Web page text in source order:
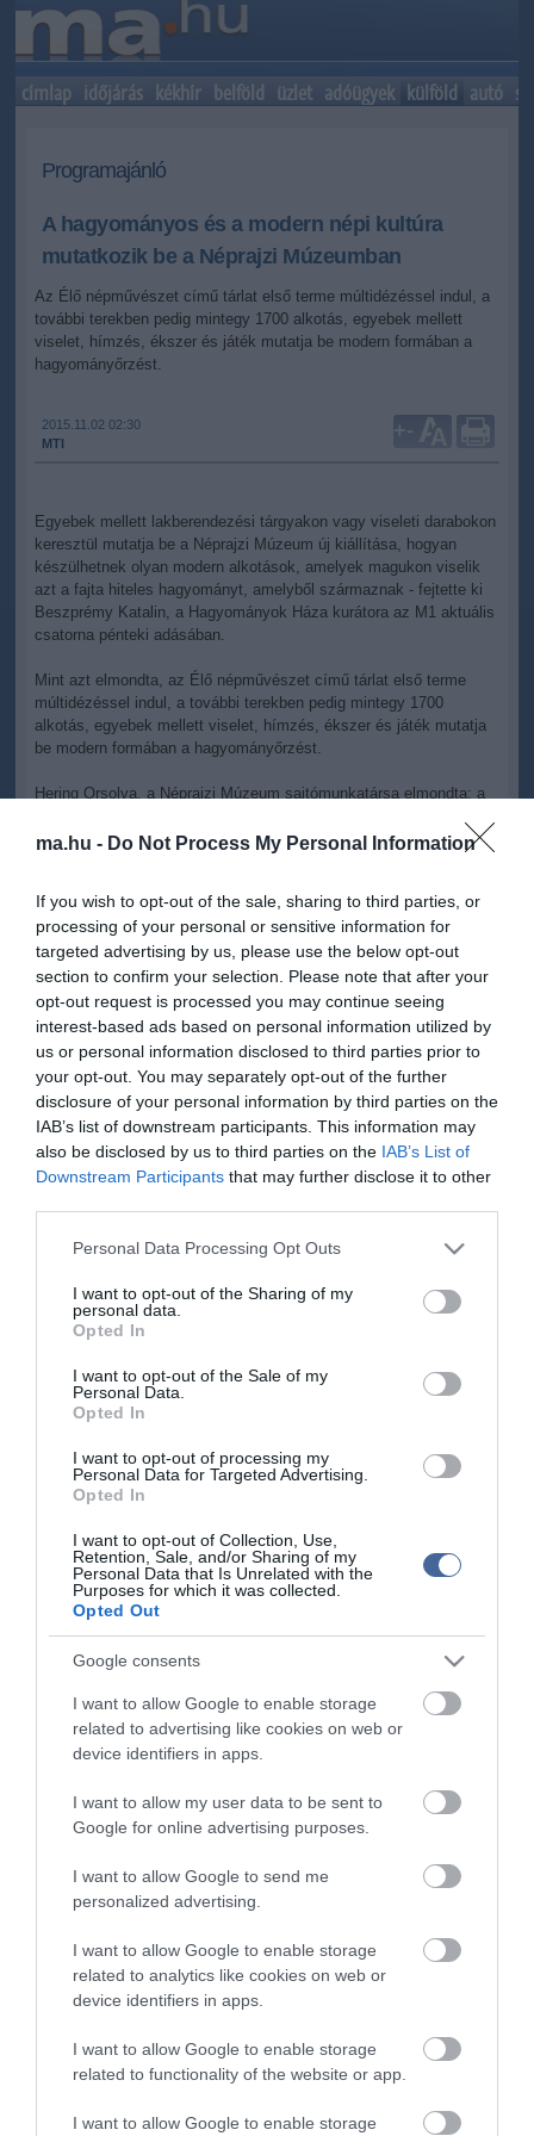
ma.hu - Do Not Process My Personal Information
If you wish to opt-out of the sale, sharing to third parties, or
processing of your personal or sensitive information for
targeted advertising by us, please use the below opt-out
section to confirm your selection. Please note that after your
opt-out request is processed you may continue seeing
interest-based ads based on personal information utilized by
us or personal information disclosed to third parties prior to
your opt-out. You may separately opt-out of the further
disclosure of your personal information by third parties on the
IAB’s list of downstream participants. This information may
also be disclosed by us to third parties on the IAB’s List of
Downstream Participants that may further disclose it to other
Please note that this website/app uses one or more Google
not limited to your visit or usage behaviour. You may click to
grant or deny consent to Google and its third-party tags to
use your data for below specified purposes in below Google
consent section.
Personal Data Processing Opt Outs
I want to opt-out of the Sharing of my
personal data.
Opted In
I want to opt-out of the Sale of my
Personal Data.
Opted In
I want to opt-out of processing my
Personal Data for Targeted Advertising.
Opted In
I want to opt-out of Collection, Use,
Retention, Sale, and/or Sharing of my
Personal Data that Is Unrelated with the
Purposes for which it was collected.
Opted Out
Google consents
I want to allow Google to enable storage
related to advertising like cookies on web or
device identifiers in apps.
I want to allow my user data to be sent to
Google for online advertising purposes.
I want to allow Google to send me
personalized advertising.
I want to allow Google to enable storage
related to analytics like cookies on web or
device identifiers in apps.
I want to allow Google to enable storage
related to functionality of the website or app.
I want to allow Google to enable storage
címlap időjárás kékhír belföld üzlet adóügyek külföld autó
Programajánló
A hagyományos és a modern népi kultúra
mutatkozik be a Néprajzi Múzeumban
Az Élő népművészet című tárlat első terme múltidézéssel indul, a
további terekben pedig mintegy 1700 alkotás, egyebek mellett
viselet, hímzés, ékszer és játék mutatja be modern formában a
hagyományőrzést.
2015.11.02 02:30
MTI
+-
Egyebek mellett lakberendezési tárgyakon vagy viseleti darabokon
keresztül mutatja be a Néprajzi Múzeum új kiállítása, hogyan
készülhetnek olyan modern alkotások, amelyek magukon viselik
azt a fajta hiteles hagyományt, amelyből származnak - fejtette ki
Beszprémy Katalin, a Hagyományok Háza kurátora az M1 aktuális
csatorna pénteki adásában.
Mint azt elmondta, az Élő népművészet című tárlat első terme
múltidézéssel indul, a további terekben pedig mintegy 1700
alkotás, egyebek mellett viselet, hímzés, ékszer és játék mutatja
be modern formában a hagyományőrzést.
Hering Orsolya, a Néprajzi Múzeum sajtómunkatársa elmondta: a
intézményben jelenik meg a magyar nép hagyományos kultúrája és
"A magyar népi kultúra egy nagyon színes világ és ennek is
meglehetnének a maga csatornái, ha az emberek ismernék azt.
Ezért a tematikusan berendezett termek bemutatják a
gyermekvilágtól kezdve a jeles napokon keresztül a szakralitáson
át a falusi turizmusig azokat a példákat, amelyek ötletet adnak
arra, hogyan tudnánk tereinket szebbé varázsolni ezekkel a
tárgyakkal" - emelte ki Beszprémy Katalin.
A Hagyományok Háza, a Népművészeti Egyesületek Szövetsége
és az Emberi Erőforrások Minisztériuma (Emmi) közösen hirdettek
pályázatot a XVI. Országos Népművészeti Kiállításon való
részvételre a tárgyalkotó népművészet, népi kismesterségek
hangszer, fazekasság, vas-fém, szalma, csuhé, gyékény, vessző,
és alkotó közösség csaknem 1700 művét válogatták be a 2016.
március 27-ig látogatható kiállításra.
tükrözik. A szerkesztőség mindössze a hírek publikációjával foglalkozik, a
kommenteket nem tudja befolyásolni - azok az olvasók személyes véleményét
tartalmazzák.
tartásával kommenteljenek!
ma.hu legfrissebb hírei:
Nagy erőkkel keresik a szomjazó gólyát megmentő
Árpádot
Magyar Péter: átfogó energiafejlesztési tervet fogadott el a
kormány
Második világháborús német katonai motorkerékpár
bukkant elő a Dunából
A Tisza-frakció kezdeményezte, hogy jövő kedden legyen
az államfőválasztás
Szomjazó gólyának adott inni egy férfi Tiszakécskénél -
Megható felvétel: elpusztult borját vitte magával egy
delfinanya